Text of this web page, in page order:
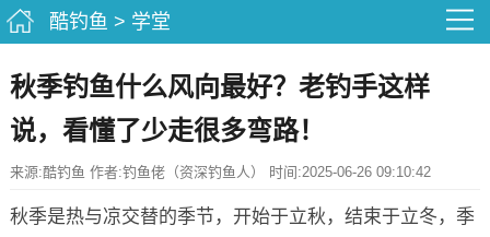
酷钓鱼 > 学堂
秋季钓鱼什么风向最好？老钓手这样
说，看懂了少走很多弯路！
来源:酷钓鱼 作者:钓鱼佬（资深钓鱼人） 时间:2025-06-26 09:10:42
秋季是热与凉交替的季节，开始于立秋，结束于立冬，季